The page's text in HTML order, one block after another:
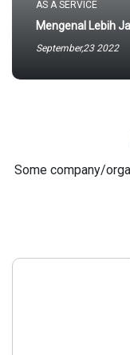
AS A SERVICE
Mengenal Lebih
September,23 2022
Some company/